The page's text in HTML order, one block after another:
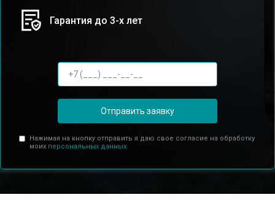
Гарантия до 3-х лет
Отправить заявку
Нажимая на кнопку отправить я даю свое согласие на обработку
моих персональных данных.